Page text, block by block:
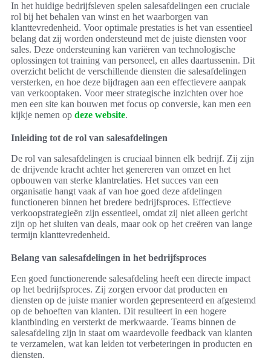
In het huidige bedrijfsleven spelen salesafdelingen een cruciale
rol bij het behalen van winst en het waarborgen van
klanttevredenheid. Voor optimale prestaties is het van essentieel
belang dat zij worden ondersteund met de juiste diensten voor
sales. Deze ondersteuning kan variëren van technologische
oplossingen tot training van personeel, en alles daartussenin. Dit
overzicht belicht de verschillende diensten die salesafdelingen
versterken, en hoe deze bijdragen aan een effectievere aanpak
van verkooptaken. Voor meer strategische inzichten over hoe
men een site kan bouwen met focus op conversie, kan men een
kijkje nemen op deze website.
Inleiding tot de rol van salesafdelingen
De rol van salesafdelingen is cruciaal binnen elk bedrijf. Zij zijn
de drijvende kracht achter het genereren van omzet en het
opbouwen van sterke klantrelaties. Het succes van een
organisatie hangt vaak af van hoe goed deze afdelingen
functioneren binnen het bredere bedrijfsproces. Effectieve
verkoopstrategieën zijn essentieel, omdat zij niet alleen gericht
zijn op het sluiten van deals, maar ook op het creëren van lange
termijn klanttevredenheid.
Belang van salesafdelingen in het bedrijfsproces
Een goed functionerende salesafdeling heeft een directe impact
op het bedrijfsproces. Zij zorgen ervoor dat producten en
diensten op de juiste manier worden gepresenteerd en afgestemd
op de behoeften van klanten. Dit resulteert in een hogere
klantbinding en versterkt de merkwaarde. Teams binnen de
salesafdeling zijn in staat om waardevolle feedback van klanten
te verzamelen, wat kan leiden tot verbeteringen in producten en
diensten.